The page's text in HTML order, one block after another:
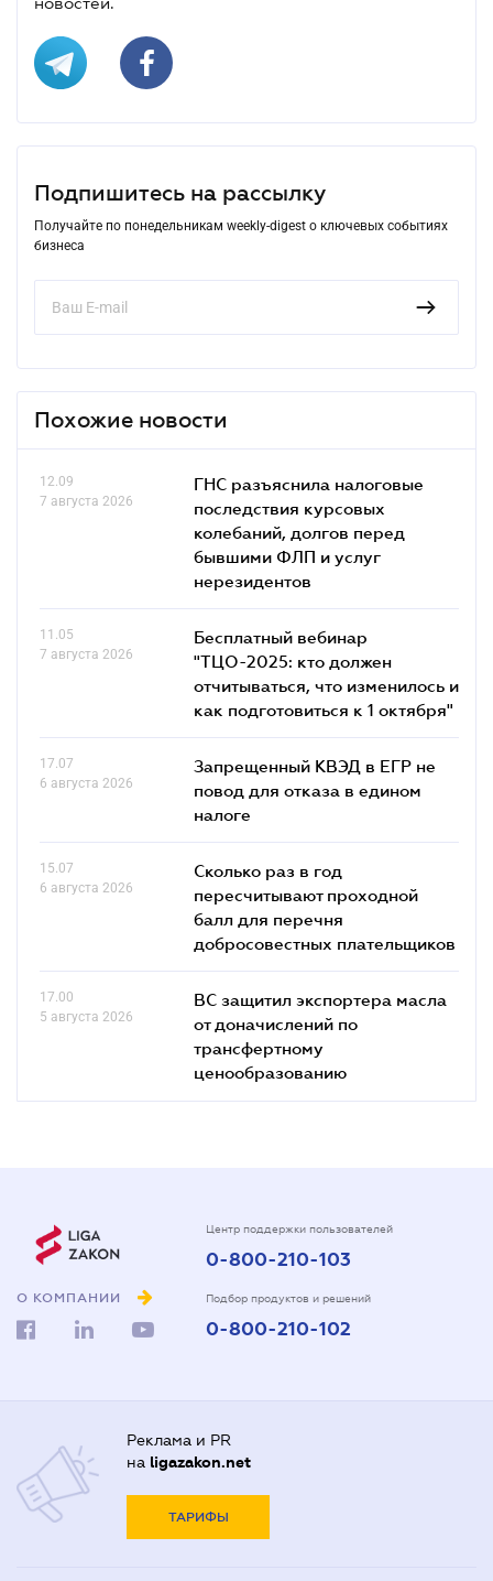
Подпишитесь на рассылку
Получайте по понедельникам weekly-digest о ключевых событиях
бизнеса
Похожие новости
12.09
7 августа 2026
ГНС разъяснила налоговые
последствия курсовых
колебаний, долгов перед
бывшими ФЛП и услуг
нерезидентов
11.05
7 августа 2026
Бесплатный вебинар
"ТЦО-2025: кто должен
отчитываться, что изменилось и
как подготовиться к 1 октября"
17.07
6 августа 2026
Запрещенный КВЭД в ЕГР не
повод для отказа в едином
налоге
15.07
6 августа 2026
Сколько раз в год
пересчитывают проходной
балл для перечня
добросовестных плательщиков
17.00
5 августа 2026
ВС защитил экспортера масла
от доначислений по
трансфертному
ценообразованию
О КОМПАНИИ
Центр поддержки пользователей
0-800-210-103
Подбор продуктов и решений
0-800-210-102
Реклама и PR
на ligazakon.net
ТАРИФЫ